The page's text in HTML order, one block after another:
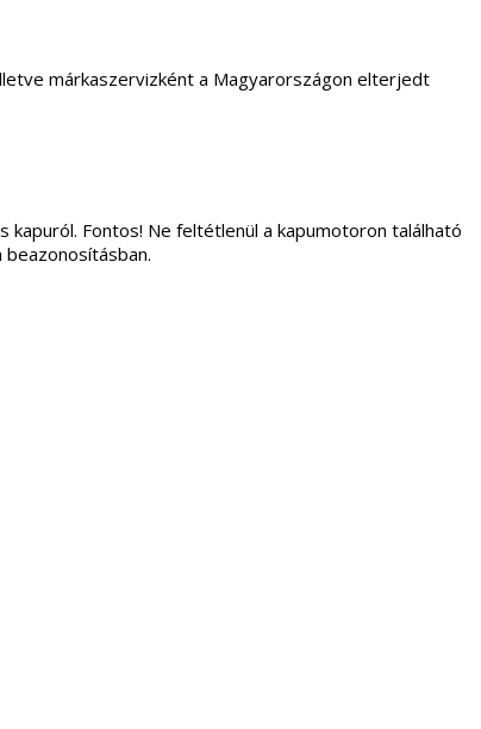
márkaszervizként a Magyarországon elterjedt
Fontos! Ne feltétlenül a kapumotoron található